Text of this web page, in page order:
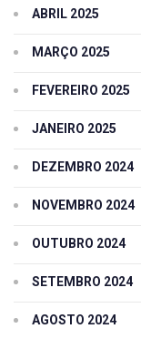
ABRIL 2025
MARÇO 2025
FEVEREIRO 2025
JANEIRO 2025
DEZEMBRO 2024
NOVEMBRO 2024
OUTUBRO 2024
SETEMBRO 2024
AGOSTO 2024